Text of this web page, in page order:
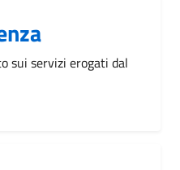
sui servizi erogati dal